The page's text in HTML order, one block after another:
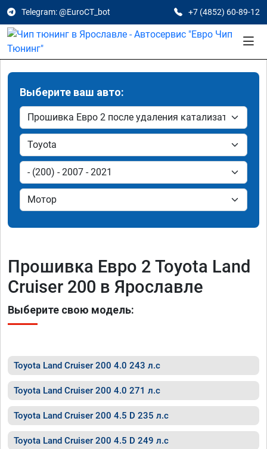
Telegram: @EuroCT_bot +7 (4852) 60-89-12
Выберите ваш авто:
Прошивка Евро 2 Toyota Land
Cruiser 200 в Ярославле
Выберите свою модель:
Toyota Land Cruiser 200 4.0 243 л.с
Toyota Land Cruiser 200 4.0 271 л.с
Toyota Land Cruiser 200 4.5 D 235 л.с
Toyota Land Cruiser 200 4.5 D 249 л.с